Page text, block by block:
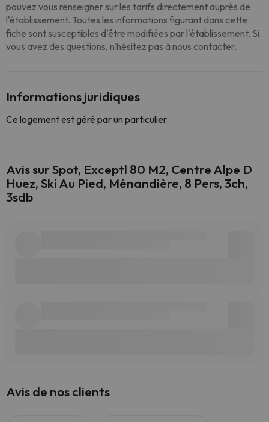
pouvez vous renseigner sur les tarifs directement auprès de
l'établissement. Toutes les informations figurant dans cette
fiche sont susceptibles d'être modifiées par l'établissement. Si
vous avez des questions, n'hésitez pas à nous contacter.
Informations juridiques
Ce logement est géré par un particulier.
Avis sur Spot, Exceptl 80 M2, Centre Alpe D
Huez, Ski Au Pied, Ménandière, 8 Pers, 3ch,
3sdb
Avis de nos clients